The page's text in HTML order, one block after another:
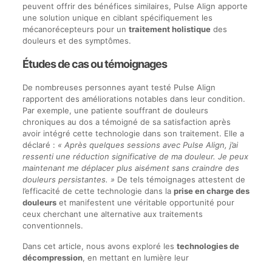
peuvent offrir des bénéfices similaires, Pulse Align apporte
une solution unique en ciblant spécifiquement les
mécanorécepteurs pour un traitement holistiquedes
douleurs et des symptômes.
Études de cas ou témoignages
De nombreuses personnes ayant testé Pulse Align
rapportent des améliorations notables dans leur condition.
Par exemple, une patiente souffrant de douleurs
chroniques au dos a témoigné de sa satisfaction après
avoir intégré cette technologie dans son traitement. Elle a
déclaré : « Après quelques sessions avec Pulse Align, j’ai
ressenti une réduction significative de ma douleur. Je peux
maintenant me déplacer plus aisément sans craindre des
douleurs persistantes. » De tels témoignages attestent de
l’efficacité de cette technologie dans la prise en charge des
douleurset manifestent une véritable opportunité pour
ceux cherchant une alternative aux traitements
conventionnels.
Dans cet article, nous avons exploré les technologies de
décompression, en mettant en lumière leur